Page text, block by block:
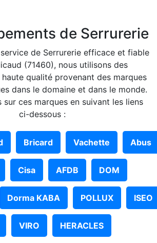
de Serrurerie
de Serrurerie efficace et fiable
(71460), nous utilisons des
qualité provenant des marques
dans le domaine et dans le monde.
sur ces marques en suivant les liens
ci-dessous :
Bricard Vachette Abus
Cisa AFDB DOM
Dorma KABA POLLUX ISEO
VIRO HERACLES